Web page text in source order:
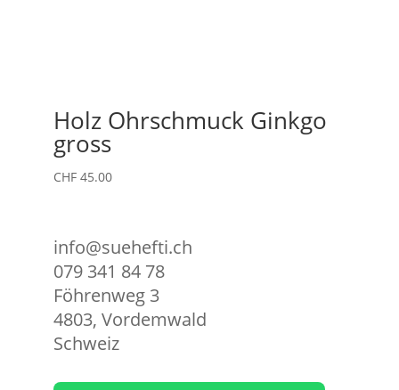
Holz Ohrschmuck Ginkgo
gross
CHF45.00
info@suehefti.ch
079 341 84 78
Föhrenweg 3
4803, Vordemwald
Schweiz